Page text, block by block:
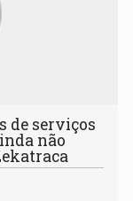
de serviços
não